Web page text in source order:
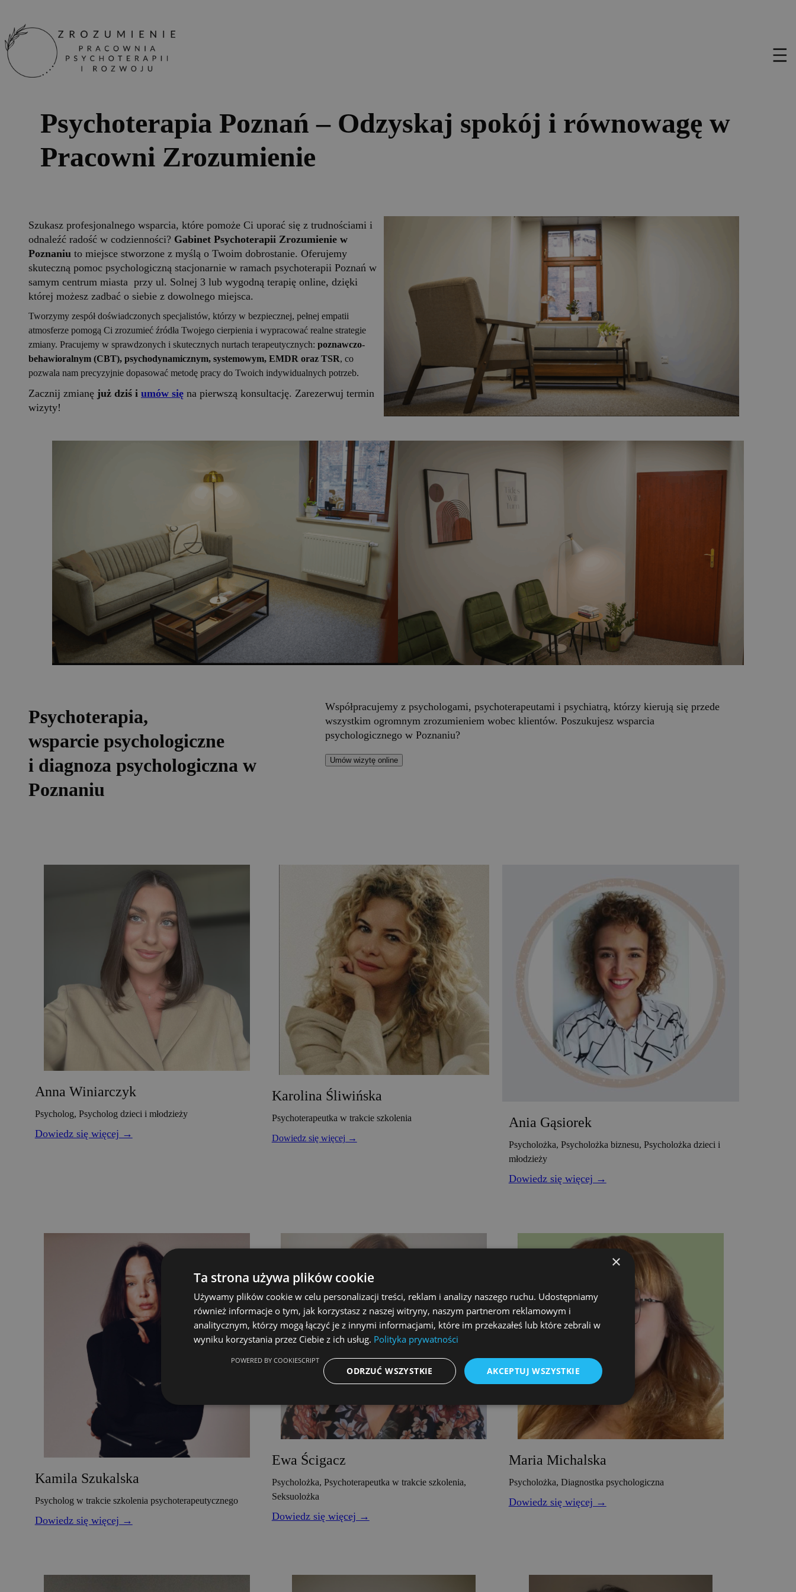
Psychoterapia Poznań – Odzyskaj spokój i równowagę w
Pracowni Zrozumienie
Szukasz profesjonalnego wsparcia, które pomoże Ci uporać się z trudnościami i
odnaleźć radość w codzienności? Gabinet Psychoterapii Zrozumienie w
Poznaniu to miejsce stworzone z myślą o Twoim dobrostanie. Oferujemy
skuteczną pomoc psychologiczną stacjonarnie w ramach psychoterapii Poznań w
samym centrum miasta przy ul. Solnej 3 lub wygodną terapię online, dzięki
której możesz zadbać o siebie z dowolnego miejsca.
Tworzymy zespół doświadczonych specjalistów, którzy w bezpiecznej, pełnej empatii
atmosferze pomogą Ci zrozumieć źródła Twojego cierpienia i wypracować realne strategie
zmiany. Pracujemy w sprawdzonych i skutecznych nurtach terapeutycznych: poznawczo-
behawioralnym (CBT), psychodynamicznym, systemowym, EMDR oraz TSR, co
pozwala nam precyzyjnie dopasować metodę pracy do Twoich indywidualnych potrzeb.
Zacznij zmianę już dziś i umów się na pierwszą konsultację. Zarezerwuj termin
wizyty!
Psychoterapia,
wsparcie psychologiczne
i diagnoza psychologiczna w
Poznaniu
Współpracujemy z psychologami, psychoterapeutami i psychiatrą, którzy kierują się przede
wszystkim ogromnym zrozumieniem wobec klientów. Poszukujesz wsparcia
psychologicznego w Poznaniu?
Umów wizytę online
Anna Winiarczyk
Psycholog, Psycholog dzieci i młodzieży
Dowiedz się więcej →
Karolina Śliwińska
Psychoterapeutka w trakcie szkolenia
Dowiedz się więcej →
Ania Gąsiorek
Psycholożka, Psycholożka biznesu, Psycholożka dzieci i
młodzieży
Dowiedz się więcej →
Kamila Szukalska
Psycholog w trakcie szkolenia psychoterapeutycznego
Dowiedz się więcej →
Ewa Ścigacz
Psycholożka, Psychoterapeutka w trakcie szkolenia,
Seksuolożka
Dowiedz się więcej →
Maria Michalska
Psycholożka, Diagnostka psychologiczna
Dowiedz się więcej →
×
Ta strona używa plików cookie
Używamy plików cookie w celu personalizacji treści, reklam i analizy naszego ruchu. Udostępniamy
również informacje o tym, jak korzystasz z naszej witryny, naszym partnerom reklamowym i
analitycznym, którzy mogą łączyć je z innymi informacjami, które im przekazałeś lub które zebrali w
wyniku korzystania przez Ciebie z ich usług. Polityka prywatności
AKCEPTUJ WSZYSTKIE
ODRZUĆ WSZYSTKIE
POWERED BY COOKIESCRIPT